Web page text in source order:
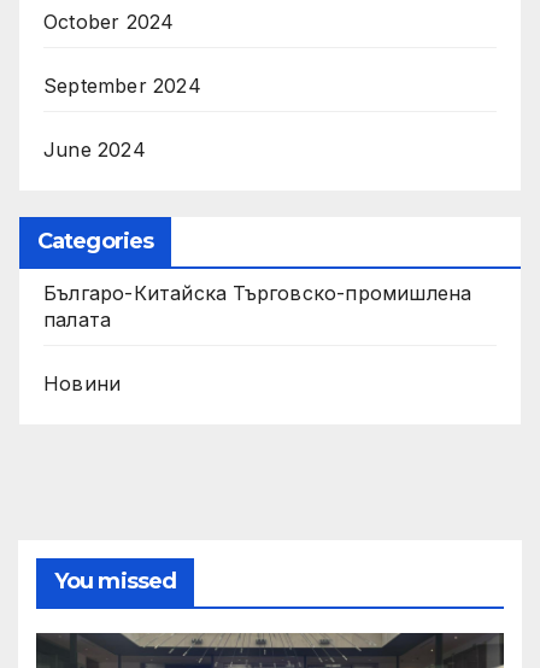
October 2024
September 2024
June 2024
Categories
Българо-Китайска Търговско-промишлена
палaта
Новини
You missed